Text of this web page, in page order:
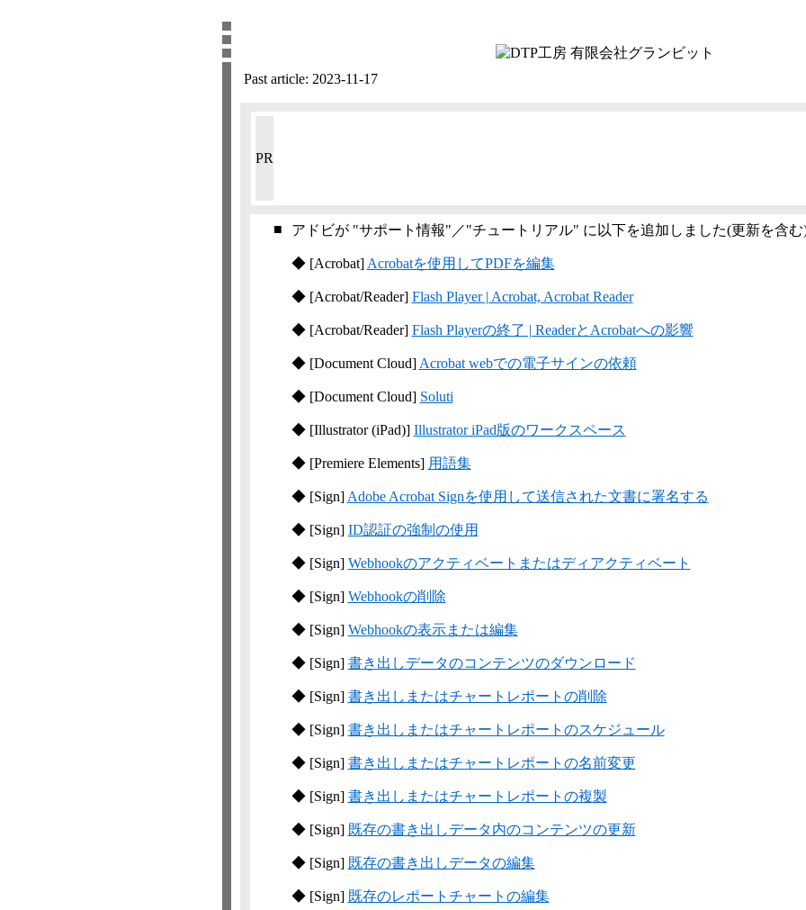
Past article: 2023-11-17
PR
■ アドビが "サポート情報"／"チュートリアル" に以下を追加しました(更新を含む
◆ [Acrobat] Acrobatを使用してPDFを編集
◆ [Acrobat/Reader] Flash Player | Acrobat, Acrobat Reader
◆ [Acrobat/Reader] Flash Playerの終了 | ReaderとAcrobatへの影響
◆ [Document Cloud] Acrobat webでの電子サインの依頼
◆ [Document Cloud] Soluti
◆ [Illustrator (iPad)] Illustrator iPad版のワークスペース
◆ [Premiere Elements] 用語集
◆ [Sign] Adobe Acrobat Signを使用して送信された文書に署名する
◆ [Sign] ID認証の強制の使用
◆ [Sign] Webhookのアクティベートまたはディアクティベート
◆ [Sign] Webhookの削除
◆ [Sign] Webhookの表示または編集
◆ [Sign] 書き出しデータのコンテンツのダウンロード
◆ [Sign] 書き出しまたはチャートレポートの削除
◆ [Sign] 書き出しまたはチャートレポートのスケジュール
◆ [Sign] 書き出しまたはチャートレポートの名前変更
◆ [Sign] 書き出しまたはチャートレポートの複製
◆ [Sign] 既存の書き出しデータ内のコンテンツの更新
◆ [Sign] 既存の書き出しデータの編集
◆ [Sign] 既存のレポートチャートの編集